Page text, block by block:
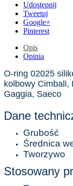
Udostępnij
Tweetuj
Google+
Pinterest
Opis
Opinia
O-ring 02025
kolbowy Cimbali,
Gaggia, Saeco
Dane
Stosowany